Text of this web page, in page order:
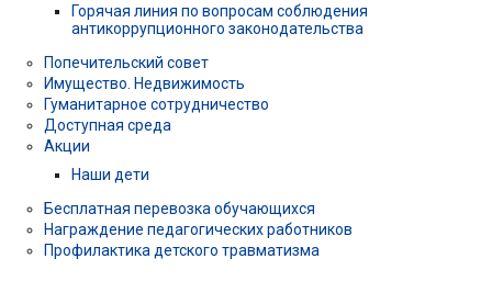
Горячая линия по вопросам соблюдения
антикоррупционного законодательства
Попечительский совет
Имущество. Недвижимость
Гуманитарное сотрудничество
Доступная среда
Акции
Наши дети
Бесплатная перевозка обучающихся
Награждение педагогических работников
Профилактика детского травматизма